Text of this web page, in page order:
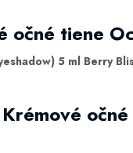
tiene
5 ml Berry